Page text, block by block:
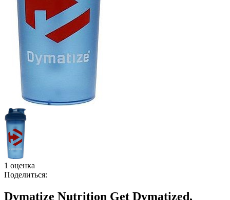
1 оценка
Поделиться:
Dymatize Nutrition Get Dymatized,